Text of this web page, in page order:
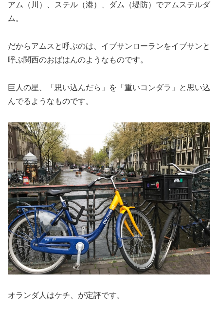
アム（川）、ステル（港）、ダム（堤防）でアムステルダ
ム。
だからアムスと呼ぶのは、イブサンローランをイブサンと
呼ぶ関西のおばはんのようなものです。
巨人の星、「思い込んだら」を「重いコンダラ」と思い込
んでるようなものです。
オランダ人はケチ、が定評です。